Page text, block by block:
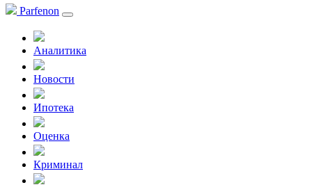
Parfenon
Аналитика
Новости
Ипотека
Оценка
Криминал